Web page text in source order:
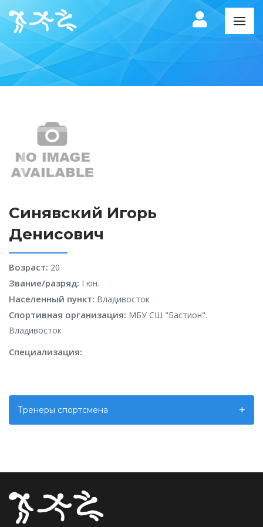
Синявский Игорь
Денисович
Возраст: 20
Звание/разряд: I юн.
Населенный пункт: Владивосток
Спортивная организация: МБУ СШ "Бастион".
Владивосток
Специализация:
Тренеры спортсмена